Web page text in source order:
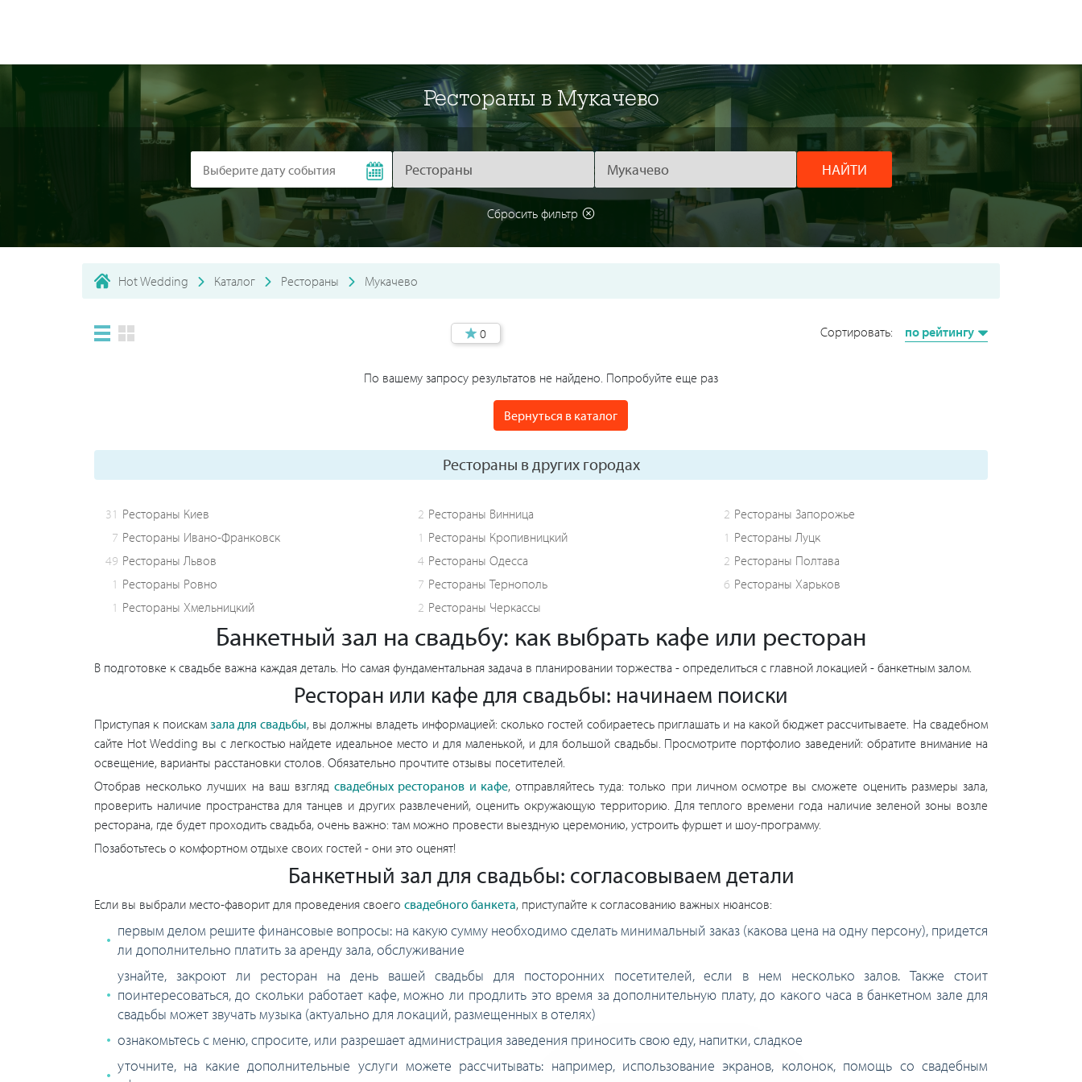
Рестораны в Мукачево
НАЙТИ
Сбросить фильтр
Hot Wedding Каталог Рестораны Мукачево
0 Сортировать: по рейтингу
По вашему запросу результатов не найдено. Попробуйте еще раз
Вернуться в каталог
Рестораны в других городах
31 Рестораны Киев 2 Рестораны Винница 2 Рестораны Запорожье
7 Рестораны Ивано-Франковск 1 Рестораны Кропивницкий 1 Рестораны Луцк
49 Рестораны Львов 4 Рестораны Одесса 2 Рестораны Полтава
1 Рестораны Ровно 7 Рестораны Тернополь 6 Рестораны Харьков
1 Рестораны Хмельницкий 2 Рестораны Черкассы
Банкетный зал на свадьбу: как выбрать кафе или ресторан
В подготовке к свадьбе важна каждая деталь. Но самая фундаментальная задача в планировании торжества - определиться с главной локацией - банкетным залом.
Ресторан или кафе для свадьбы: начинаем поиски
Приступая к поискам зала для свадьбы, вы должны владеть информацией: сколько гостей собираетесь приглашать и на какой бюджет рассчитываете. На свадебном
сайте Hot Wedding вы с легкостью найдете идеальное место и для маленькой, и для большой свадьбы. Просмотрите портфолио заведений: обратите внимание на
освещение, варианты расстановки столов. Обязательно прочтите отзывы посетителей.
Отобрав несколько лучших на ваш взглядсвадебных ресторанов и кафе, отправляйтесь туда: только при личном осмотре вы сможете оценить размеры зала,
проверить наличие пространства для танцев и других развлечений, оценить окружающую территорию. Для теплого времени года наличие зеленой зоны возле
ресторана, где будет проходить свадьба, очень важно: там можно провести выездную церемонию, устроить фуршет и шоу-программу.
Позаботьтесь о комфортном отдыхе своих гостей - они это оценят!
Банкетный зал для свадьбы: согласовываем детали
Если вы выбрали место-фаворит для проведения своего свадебного банкета, приступайте к согласованию важных нюансов:
первым делом решите финансовые вопросы: на какую сумму необходимо сделать минимальный заказ (какова цена на одну персону), придется
ли дополнительно платить за аренду зала, обслуживание
узнайте, закроют ли ресторан на день вашей свадьбы для посторонних посетителей, если в нем несколько залов. Также стоит
поинтересоваться, до скольки работает кафе, можно ли продлить это время за дополнительную плату, до какого часа в банкетном зале для
свадьбы может звучать музыка (актуально для локаций, размещенных в отелях)
ознакомьтесь с меню, спросите, или разрешает администрация заведения приносить свою еду, напитки, сладкое
уточните, на какие дополнительные услуги можете рассчитывать: например, использование экранов, колонок, помощь со свадебным